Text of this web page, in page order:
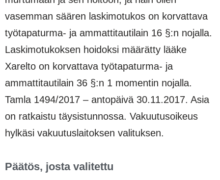
vasemman säären laskimotukos on korvattava
työtapaturma- ja ammattitautilain 16 §:n nojalla.
Laskimotukoksen hoidoksi määrätty lääke
Xarelto on korvattava työtapaturma- ja
ammattitautilain 36 §:n 1 momentin nojalla.
Tamla 1494/2017 – antopäivä 30.11.2017. Asia
on ratkaistu täysistunnossa. Vakuutusoikeus
hylkäsi vakuutuslaitoksen valituksen.
Päätös, josta valitettu